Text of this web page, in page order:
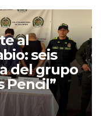
al
seis
del grupo
Pencil”